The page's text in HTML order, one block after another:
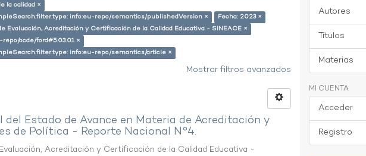
la calidad ×
info:eu-repo/semantics/publishedVersion ×
Fecha: 2023 ×
Evaluación, Acreditación y Certificación de la Calidad Educativa - SINEACE ×
ocde/ford#5.03.01 ×
info:eu-repo/semantics/article ×
Mostrar filtros avanzados
del Estado de Avance en Materia de Acreditación y
de Política - Reporte Nacional N°4.
Acreditación y Certificación de la Calidad Educativa -
Autores
Títulos
Materias
MI CUENTA
Acceder
Registro